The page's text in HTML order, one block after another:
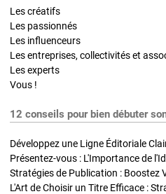
Les créatifs
Les passionnés
Les influenceurs
Les entreprises, collectivités et
Les experts
Vous !
12 conseils pour bien débuter
Développez une Ligne Éditoriale
Présentez-vous : L'Importance de
L'Art de Choisir un Titre Efficace :